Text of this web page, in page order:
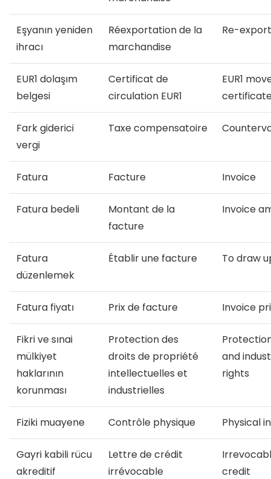
Eşyanın yeniden
ihracı
Réexportation de la
marchandise
Re-
EUR1 dolaşım
belgesi
Certificat de
circulation EUR1
EUR1
Fark giderici
vergi
Taxe compensatoire
Fatura Facture Invoice
Fatura bedeli
Montant de la
facture
Invoice
Fatura
düzenlemek
Établir une facture To draw
Fatura fiyatı Prix de facture Invoice
Fikri ve sınai
mülkiyet
haklarının
korunması
Protection des
droits de propriété
intellectuelles et
industrielles
and
rights
Fiziki muayene Contrôle physique Physical
Gayri kabili rücu
akreditif
Lettre de crédit
irrévocable
credit